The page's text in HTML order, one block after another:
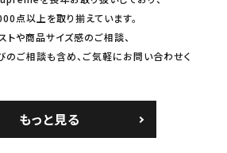
点以上を取り揃えています。
トや商品サイズ感のご相談、
のご相談も含め、ご気軽にお問い合わせく
もっと見る